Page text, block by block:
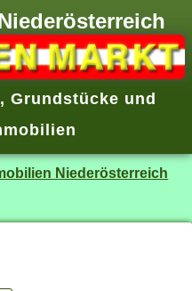
, Grundstücke und
Niederösterreich